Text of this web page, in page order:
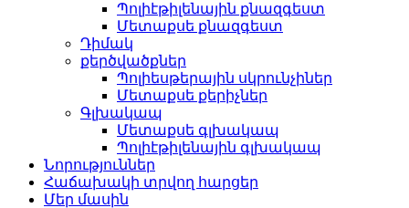
Պոլիէթիլենային քնազգեստ
Մետաքսե քնազգեստ
Դիմակ
քերծվածքներ
Պոլիեսթերային սկրունչիներ
Մետաքսե քերիչներ
Գլխակապ
Մետաքսե գլխակապ
Պոլիէթիլենային գլխակապ
Նորություններ
Հաճախակի տրվող հարցեր
Մեր մասին